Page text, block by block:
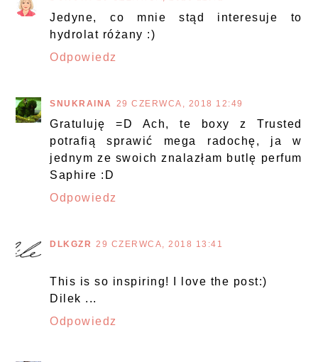
Jedyne, co mnie stąd interesuje to
hydrolat różany :)
Odpowiedz
SNUKRAINA 29 CZERWCA, 2018 12:49
Gratuluję =D Ach, te boxy z Trusted
potrafią sprawić mega radochę, ja w
jednym ze swoich znalazłam butlę perfum
Saphire :D
Odpowiedz
DLKGZR 29 CZERWCA, 2018 13:41
This is so inspiring! I love the post:)
Dilek ...
Odpowiedz